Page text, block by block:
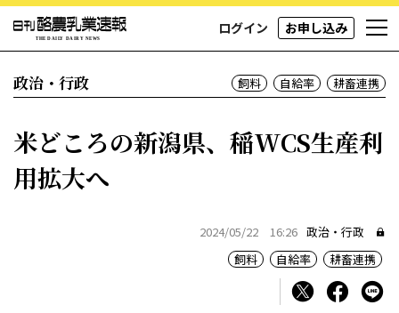
ログイン お申し込み
政治・行政 飼料 自給率 耕畜連携
米どころの新潟県、稲WCS生産利
用拡大へ
2024/05/22 16:26 政治・行政
飼料
自給率 耕畜連携